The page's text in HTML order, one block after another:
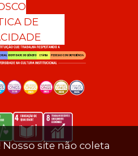
DE
site não coleta